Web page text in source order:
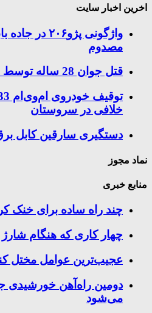
اخرین اخبار سایت
مصدوم
قتل جوان 28 ساله توسط قاتل 15 ساله در کازرون
خلافی در سروستان
دستگیری سارقین کابل
نماد مجوز
منابع خبری
چند راه‌ ساده برای خنک
چهار کاری که هنگام شارژ
عجیب‌ترین عوامل مختل
دومین راه‌آهن خورشیدی
می‌شود